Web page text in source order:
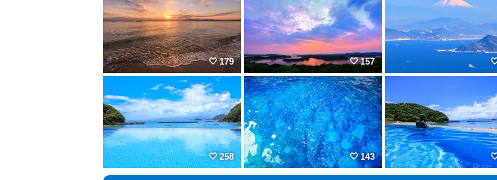
179 157
258 143